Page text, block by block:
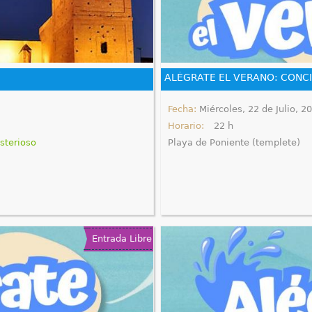
ALÉGRATE EL VERANO:
Fecha: Miércoles, 22 de Julio,
Horario:
22 h
Playa de Poniente (templete)
Entrada Libre